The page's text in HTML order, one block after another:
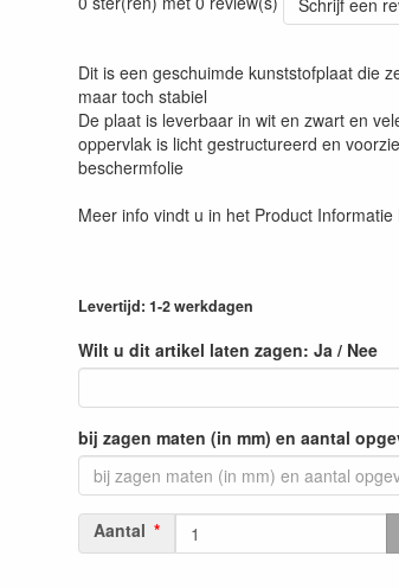
Schrijf een
Dit is een geschuimde kunststofplaat die
maar toch stabiel
De plaat is leverbaar in wit en zwart en
oppervlak is licht gestructureerd en
beschermfolie
Meer info vindt u in het Product Informatie
Levertijd: 1-2 werkdagen
Wilt u dit artikel laten zagen: Ja / Nee
bij zagen maten (in mm) en aantal
Aantal